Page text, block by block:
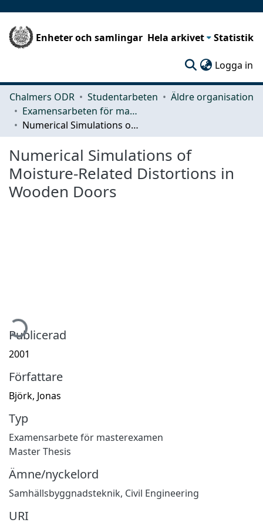
Enheter och samlingar Hela arkivet Statistik
Logga in
Chalmers ODR Studentarbeten
Äldre organisation
Examensarbeten för masterexamen
Numerical Simulations of Moisture-Related Distortions in Wooden Doors
Numerical Simulations of
Moisture-Related Distortions in
Wooden Doors
Publicerad
2001
Författare
Björk, Jonas
Typ
Examensarbete för masterexamen
Master Thesis
Ämne/nyckelord
Samhällsbyggnadsteknik, Civil Engineering
URI